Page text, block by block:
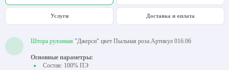
Услуги Доставка и оплата
Штора рулонная "Джерси" цвет Пыльная роза.Артикул 016.06
Основные параметры:
Состав: 100% ПЭ